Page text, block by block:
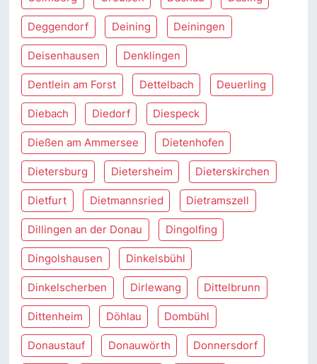
Deggendorf Deining Deiningen
Deisenhausen Denklingen
Dentlein am Forst Dettelbach Deuerling
Diebach Diedorf Diespeck
Dießen am Ammersee Dietenhofen
Dietersburg Dietersheim Dieterskirchen
Dietfurt Dietmannsried Dietramszell
Dillingen an der Donau Dingolfing
Dingolshausen Dinkelsbühl
Dinkelscherben Dirlewang Dittelbrunn
Dittenheim Döhlau Dombühl
Donaustauf Donauwörth Donnersdorf